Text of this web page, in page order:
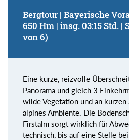
Bergtour | Bayerische
650 Hm | insg. 03:15 Std.
von 6)
Eine kurze, reizvolle
Panorama und gleich 3
wilde Vegetation und an kurzen
alpines Ambiente. Die
Firstalm sorgt wirklich für
technisch, bis auf eine Stelle